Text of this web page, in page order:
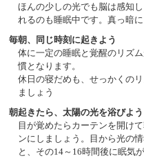
ほんの少しの光でも脳は感知
れるのも睡眠中です。真っ暗に
毎朝、同じ時刻に起きよう
体に一定の睡眠と覚醒のリズ
慣となります。
休日の寝だめも、せっかくの
ましょう
朝起きたら、太陽の光を浴びよう
目が覚めたらカーテンを開け
ンにしましょう。目から光の
と、その14～16時間後に眠気